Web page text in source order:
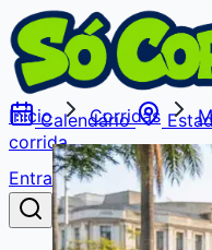
Calendário
corrida
Entrar
Buscar
Início Corridas